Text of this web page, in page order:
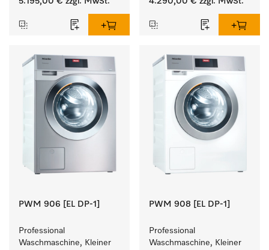
Programmen.
Leistung 8 kg  in 49 min .
Programmen.
Leistung 7 kg  in 49 min .
PWM 906 [EL DP-1]
Professional
Waschmaschine, Kleiner
PWM 908 [EL DP-1]
Professional
Waschmaschine, Kleiner